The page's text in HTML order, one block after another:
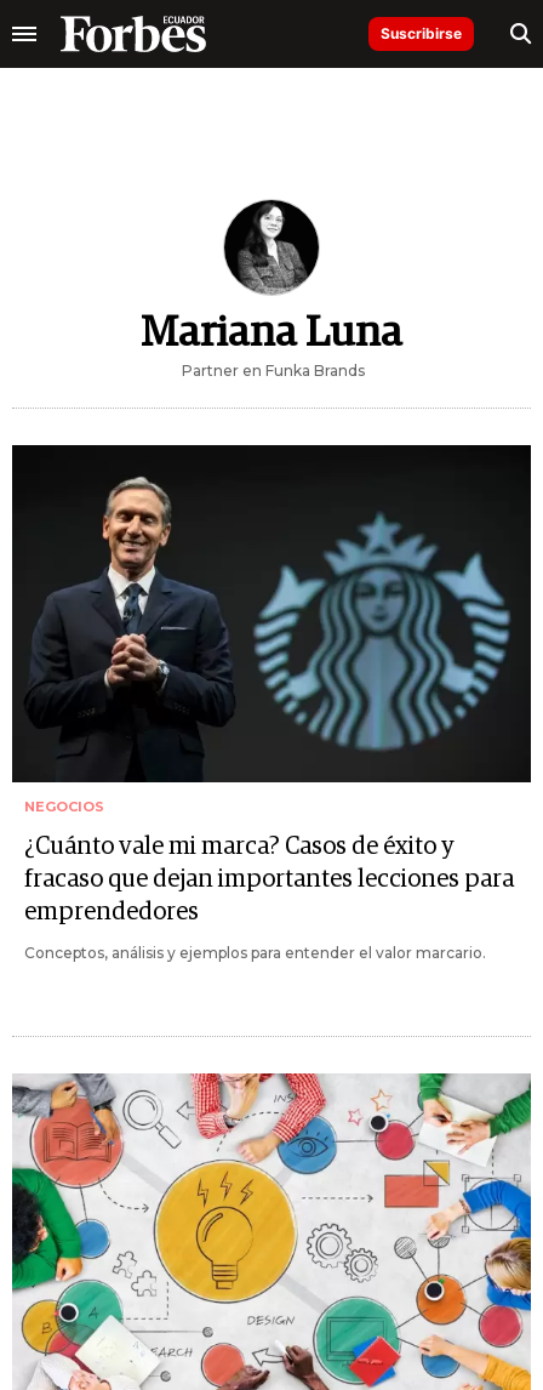
Suscribirse
Mariana Luna
Partner en Funka Brands
NEGOCIOS
¿Cuánto vale mi marca? Casos de éxito y
fracaso que dejan importantes lecciones para
emprendedores
Conceptos, análisis y ejemplos para entender el valor marcario.